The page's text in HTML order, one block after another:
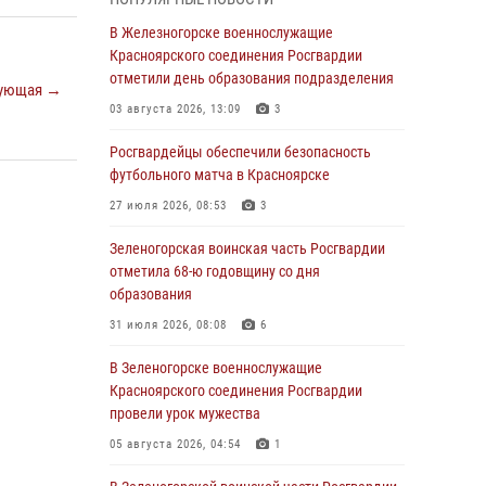
→
В Красноярске взрывотехники
спецподразделения Росгвардии уничтожили
артиллерийский снаряд
05 августа 2026, 04:52 1
В Красноярске сотрудники
вневедомственной охраны Росгвардии
задержали подозреваемого в серии краж из
04 августа 2026, 09:57
Сотрудники Росгвардии обеспечили
общественный порядок во время
Дудинке
04 августа 2026, 08:36 1
В Красноярске сотрудники Росгвардии
супермаркета
В Железногорске военнослужащие
Красноярского соединения Росгвардии
отметили день образования подразделения
03 августа 2026, 13:09 3
Росгвардейцы обеспечили безопасность
футбольного матча в Красноярске
27 июля 2026, 08:53 3
Зеленогорская воинская часть Росгвардии
отметила 68-ю годовщину со дня
образования
31 июля 2026, 08:08 6
В Зеленогорске военнослужащие
Красноярского соединения Росгвардии
провели урок мужества
05 августа 2026, 04:54 1